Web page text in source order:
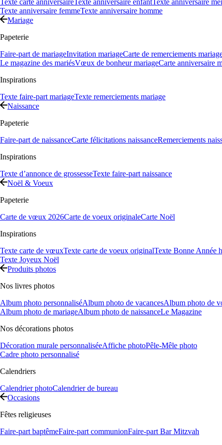
Texte carte anniversaireTexte anniversaire enfantTexte anniversaire
Texte anniversaire femmeTexte anniversaire homme
Mariage
Papeterie
Faire-part de mariageInvitation mariageCarte de remerciements
Le magazine des mariésVœux de bonheur mariageCarte anniversaire
Inspirations
Texte faire-part mariageTexte remerciements mariage
Naissance
Papeterie
Faire-part de naissanceCarte félicitations naissanceRemerciements
Inspirations
Texte d’annonce de grossesseTexte faire-part naissance
Noël & Voeux
Papeterie
Carte de vœux 2026Carte de voeux originaleCarte Noël
Inspirations
Texte carte de vœuxTexte carte de voeux originalTexte Bonne Année
Texte Joyeux Noël
Produits photos
Nos livres photos
Album photo personnaliséAlbum photo de vacancesAlbum photo de
Album photo de mariageAlbum photo de naissanceLe Magazine
Nos décorations photos
Décoration murale personnaliséeAffiche photoPêle-Mêle photo
Cadre photo personnalisé
Calendriers
Calendrier photoCalendrier de bureau
Occasions
Fêtes religieuses
Faire-part baptêmeFaire-part communionFaire-part Bar Mitzvah